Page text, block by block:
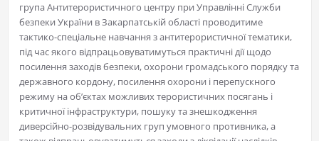
група Антитерористичного центру при Управлінні Служби
безпеки України в Закарпатській області проводитиме
тактико-спеціальне навчання з антитерористичної тематики,
під час якого відпрацьовуватимуться практичні дії щодо
посилення заходів безпеки, охорони громадського порядку та
державного кордону, посилення охорони і перепускного
режиму на об’єктах можливих терористичних посягань і
критичної інфраструктури, пошуку та знешкодження
диверсійно-розвідувальних груп умовного противника, а